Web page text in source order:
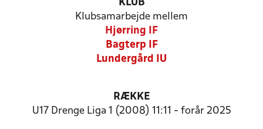
KLUB
Klubsamarbejde mellem
Hjørring IF
Bagterp IF
Lundergård IU
RÆKKE
U17 Drenge Liga 1 (2008) 11:11 - forår 2025